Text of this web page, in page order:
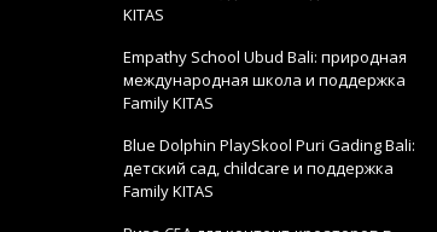
KITAS
Empathy School Ubud Bali: природная
международная школа и поддержка
Family KITAS
Blue Dolphin PlaySkool Puri Gading Bali:
детский сад, childcare и поддержка
Family KITAS